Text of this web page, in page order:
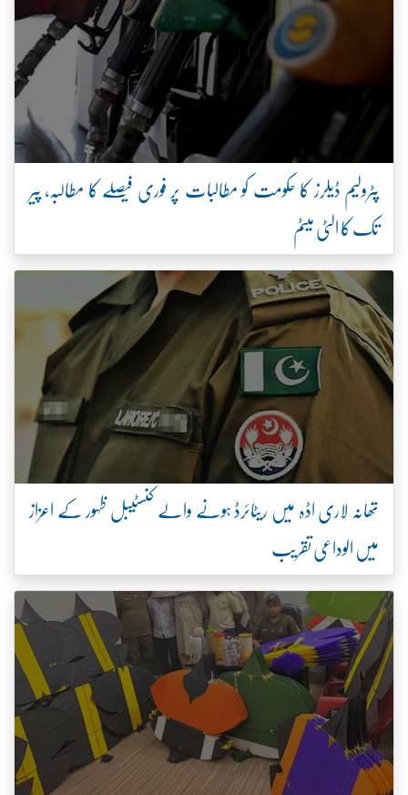
پٹرولیم ڈیلرز کا حکومت کو مطالبات پر فوری فیصلے کا مطالبہ، پیر
تک کا الٹی میٹم
تھانہ لاری اڈہ میں ریٹائرڈ ہونے والے کنسٹیبل ظہور کے اعزاز
میں الوداعی تقریب